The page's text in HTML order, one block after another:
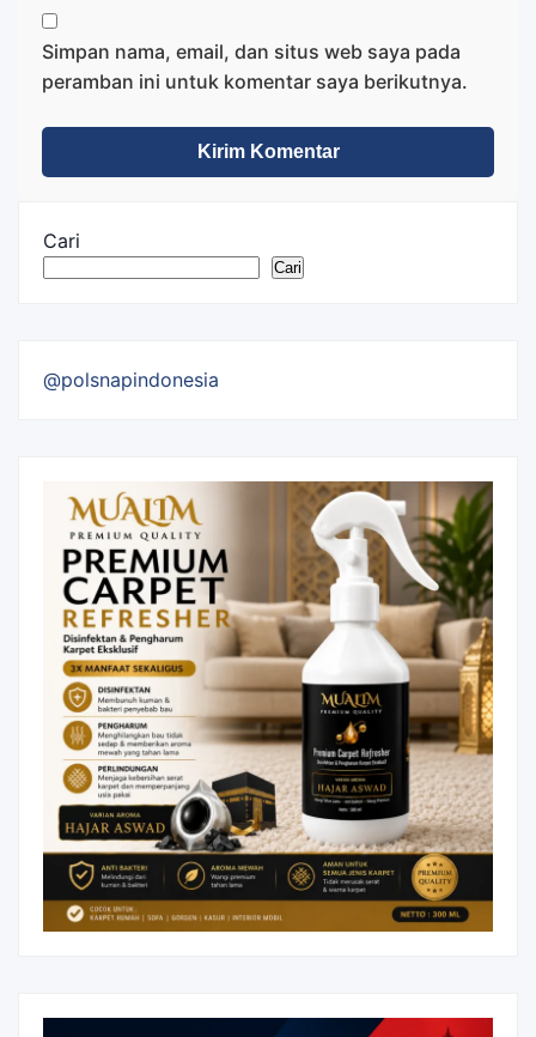
Simpan nama, email, dan situs web saya pada
peramban ini untuk komentar saya berikutnya.
Cari
Cari
@polsnapindonesia